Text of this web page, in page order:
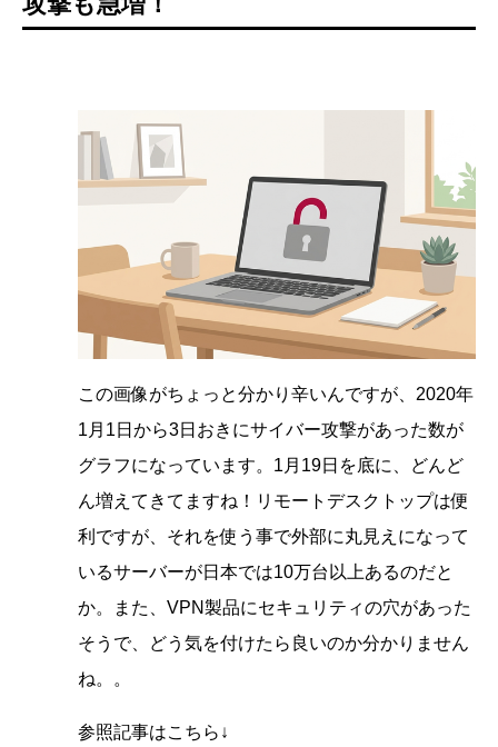
この画像がちょっと分かり辛いんですが、2020年
1月1日から3日おきにサイバー攻撃があった数が
グラフになっています。1月19日を底に、どんど
ん増えてきてますね！リモートデスクトップは便
利ですが、それを使う事で外部に丸見えになって
いるサーバーが日本では10万台以上あるのだと
か。また、VPN製品にセキュリティの穴があった
そうで、どう気を付けたら良いのか分かりません
ね。。
参照記事はこちら↓